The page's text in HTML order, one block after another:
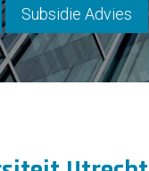
Subsidie Advies